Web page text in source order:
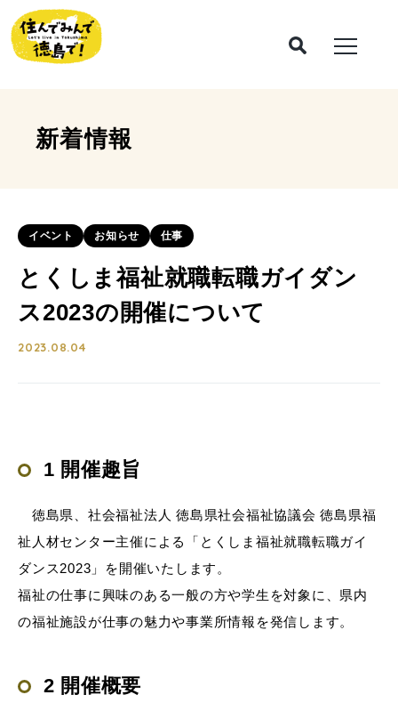
新着情報
イベント お知らせ 仕事
とくしま福祉就職転職ガイダン
ス2023の開催について
2023.08.04
1 開催趣旨
徳島県、社会福祉法人 徳島県社会福祉協議会 徳島県福
祉人材センター主催による「とくしま福祉就職転職ガイ
ダンス2023」を開催いたします。
福祉の仕事に興味のある一般の方や学生を対象に、県内
の福祉施設が仕事の魅力や事業所情報を発信します。
2 開催概要